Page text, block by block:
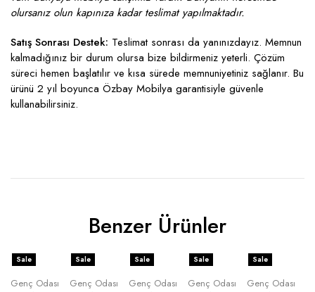
olursanız olun kapınıza kadar teslimat yapılmaktadır.
Satış Sonrası Destek: Teslimat sonrası da yanınızdayız. Memnun
kalmadığınız bir durum olursa bize bildirmeniz yeterli. Çözüm
süreci hemen başlatılır ve kısa sürede memnuniyetiniz sağlanır. Bu
ürünü 2 yıl boyunca Özbay Mobilya garantisiyle güvenle
kullanabilirsiniz.
Benzer Ürünler
Sale
Genç Odası
Sale
Genç Odası
Sale
Genç Odası
Sale
Genç Odası
Sale
Genç Odası